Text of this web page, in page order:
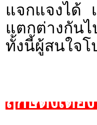
แจกแจงได้
แตกต่างกันไ
ทั้งนี้ผู้สนใจโ
ฤกษ์ตั้งเตีย